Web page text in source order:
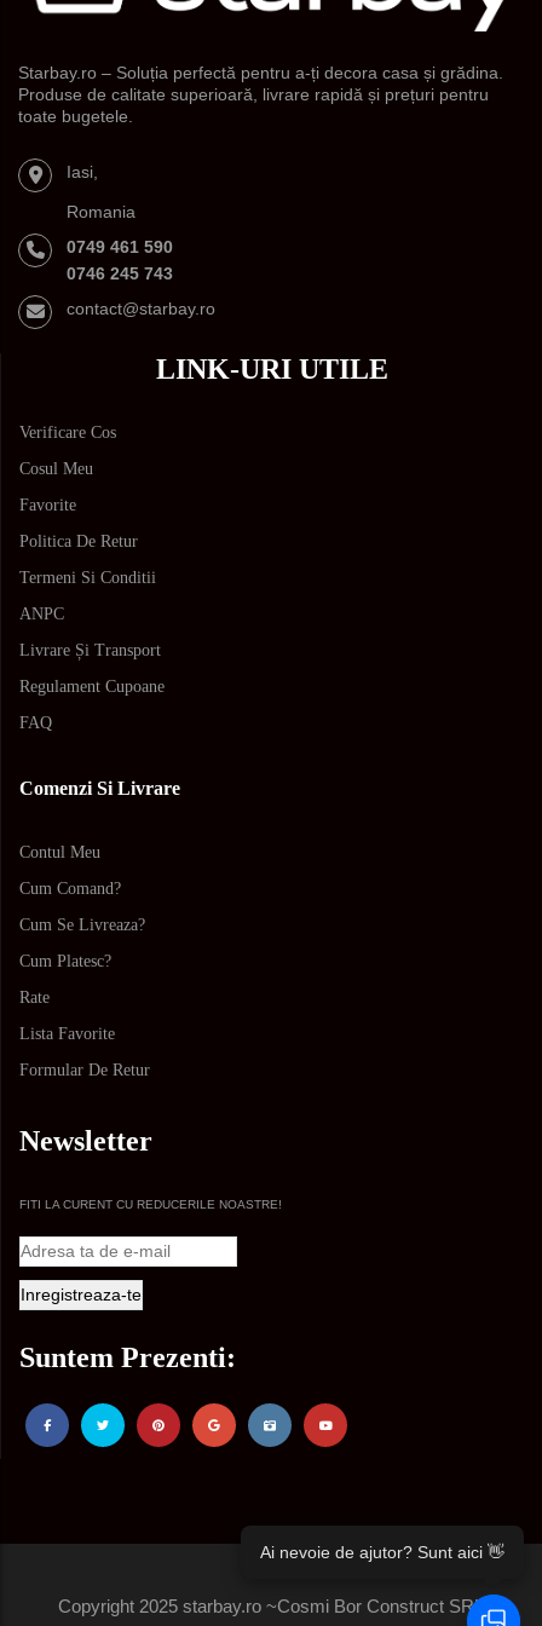
Starbay.ro – Soluția perfectă pentru a-ți decora casa și grădina.
Produse de calitate superioară, livrare rapidă și prețuri pentru
toate bugetele.
Iasi,
Romania
0749 461 590
0746 245 743
contact@starbay.ro
LINK-URI UTILE
Verificare Cos
Cosul Meu
Favorite
Politica De Retur
Termeni Si Conditii
ANPC
Livrare Și Transport
Regulament Cupoane
FAQ
Comenzi Si Livrare
Contul Meu
Cum Comand?
Cum Se Livreaza?
Cum Platesc?
Rate
Lista Favorite
Formular De Retur
Newsletter
FITI LA CURENT CU REDUCERILE NOASTRE!
Suntem Prezenti:
Copyright 2025 starbay.ro ~Cosmi Bor Construct SRL
Ai nevoie de ajutor? Sunt aici 👋